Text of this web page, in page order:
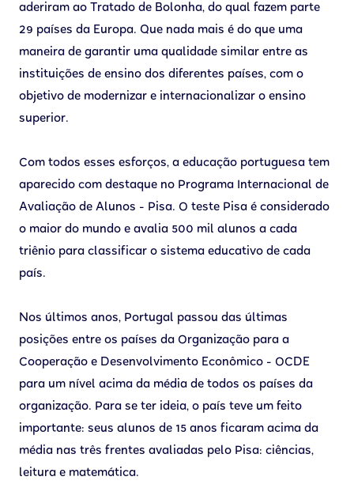
aderiram ao Tratado de Bolonha, do qual fazem parte
29 países da Europa. Que nada mais é do que uma
maneira de garantir uma qualidade similar entre as
instituições de ensino dos diferentes países, com o
objetivo de modernizar e internacionalizar o ensino
superior.
Com todos esses esforços, a educação portuguesa tem
aparecido com destaque no Programa Internacional de
Avaliação de Alunos - Pisa. O teste Pisa é considerado
o maior do mundo e avalia 500 mil alunos a cada
triênio para classificar o sistema educativo de cada
país.
Nos últimos anos, Portugal passou das últimas
posições entre os países da Organização para a
Cooperação e Desenvolvimento Econômico - OCDE
para um nível acima da média de todos os países da
organização. Para se ter ideia, o país teve um feito
importante: seus alunos de 15 anos ficaram acima da
média nas três frentes avaliadas pelo Pisa: ciências,
leitura e matemática.